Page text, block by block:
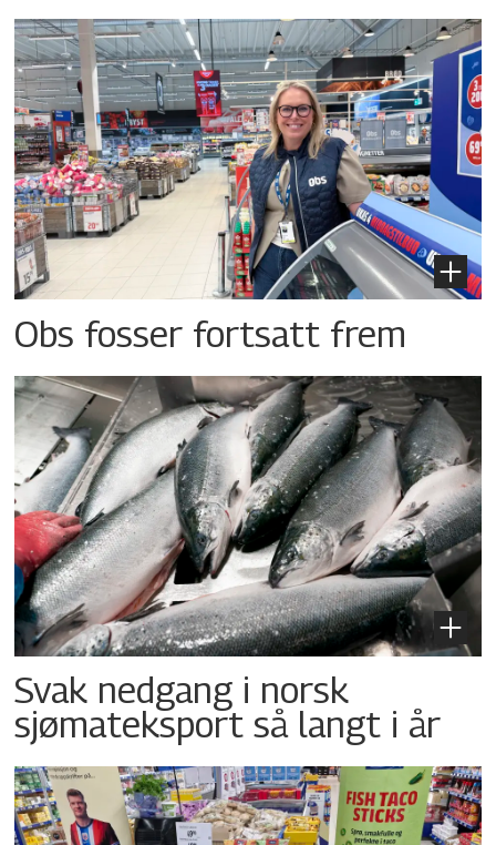
Obs fosser fortsatt frem
Svak nedgang i norsk
sjømateksport så langt i år